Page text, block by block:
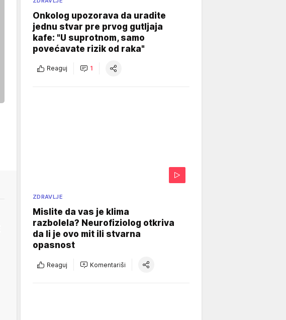
Onkolog upozorava da uradite
jednu stvar pre prvog gutljaja
kafe: "U suprotnom, samo
povećavate rizik od raka"
Reaguj 1
ZDRAVLJE
Mislite da vas je klima
razbolela? Neurofiziolog otkriva
da li je ovo mit ili stvarna
opasnost
Reaguj Komentariši